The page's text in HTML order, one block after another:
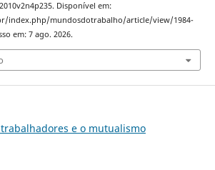
Disponível em:
index.php/mundosdotrabalho/article/view/1984-
em: 7 ago. 2026.
e o mutualismo